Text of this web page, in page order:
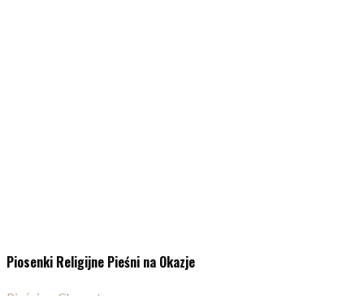
Piosenki Religijne Pieśni na Okazje